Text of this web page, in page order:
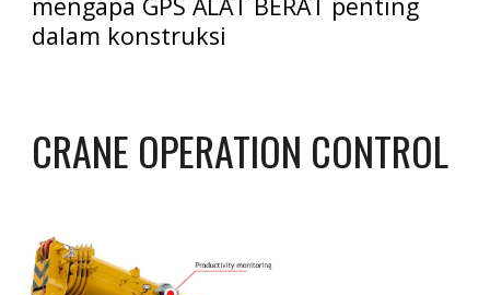
dalam konstruksi
CRANE OPERATION CONTROL